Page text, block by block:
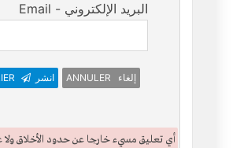
Email - البريد الإلكتروني
انشر ANNULER إلغاء
أي تعليق مسيء خارجا عن حدود الأخلاق ولا